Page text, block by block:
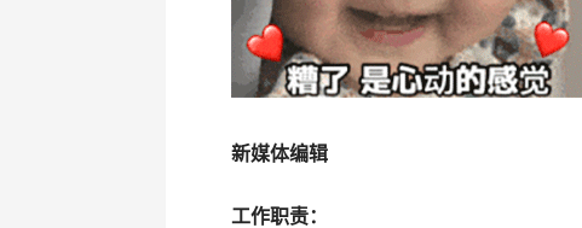
新媒体编辑
工作职责：